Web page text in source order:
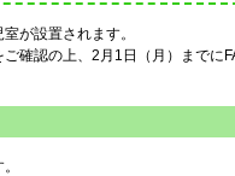
が設置されます。
確認の上、2月1日（月）までに